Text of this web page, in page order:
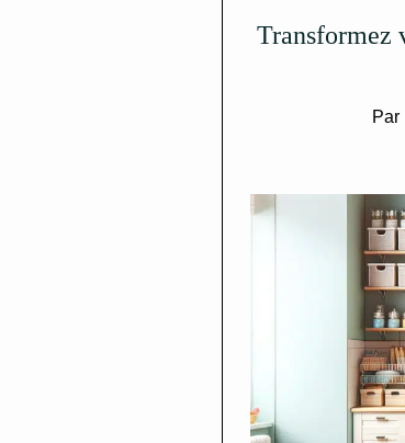
Transformez votre cuisine avec des astuces de rangement
Par